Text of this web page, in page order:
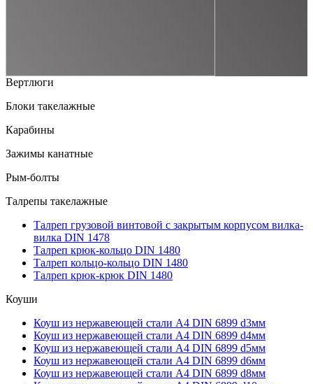
Вертлюги
Блоки такелажные
Карабины
Зажимы канатные
Рым-болты
Талрепы такелажные
Талреп грузовой винтовой с закрытым корпусом вилка-
вилка DIN 1478
Талреп крюк-кольцо DIN 1480
Талреп кольцо-кольцо DIN 1480
Талреп крюк-крюк DIN 1480
Коуши
Коуш из нержавеющей стали А4 DIN 6899 d3мм
Коуш из нержавеющей стали А4 DIN 6899 d4мм
Коуш из нержавеющей стали А4 DIN 6899 d5мм
Коуш из нержавеющей стали А4 DIN 6899 d6мм
Коуш из нержавеющей стали А4 DIN 6899 d8мм